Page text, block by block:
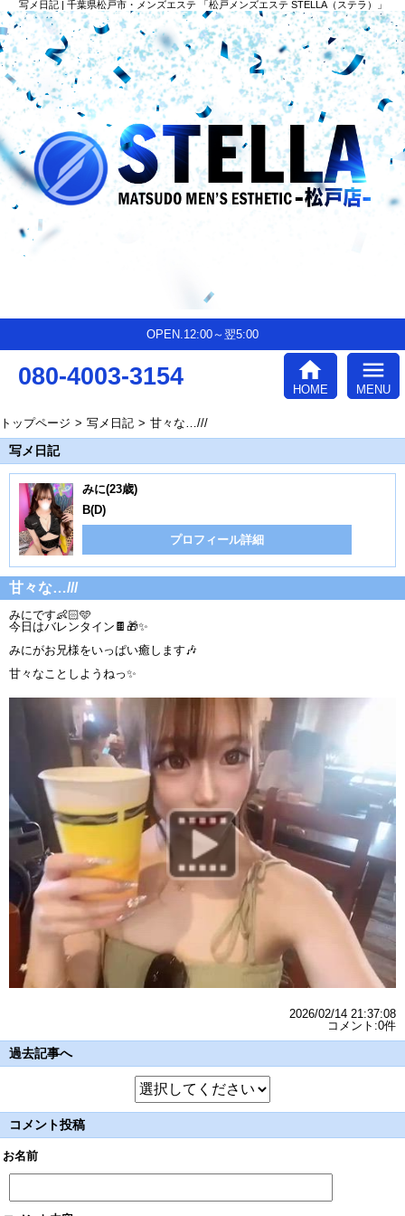
写メ日記 | 千葉県松戸市・メンズエステ 「松戸メンズエステ STELLA（ステラ）」
OPEN.12:00～翌5:00
080-4003-3154 home
HOME
menu
MENU
トップページ 写メ日記 甘々な…///
写メ日記
みに(23歳)
B(D)
プロフィール詳細
甘々な…///
みにです👶🏻🩵
今日はバレンタイン🍫🎁✨
みにがお兄様をいっぱい癒します🎶
甘々なことしようねっ✨
2026/02/14 21:37:08
コメント:0件
過去記事へ
コメント投稿
お名前